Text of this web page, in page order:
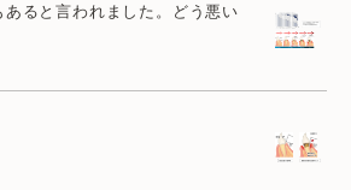
ると言われました。どう悪い